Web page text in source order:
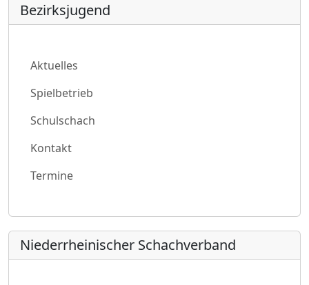
Bezirksjugend
Aktuelles
Spielbetrieb
Schulschach
Kontakt
Termine
Niederrheinischer Schachverband